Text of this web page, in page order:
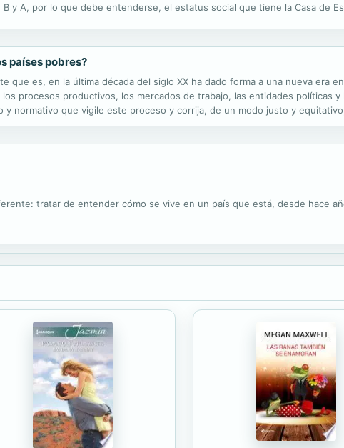
y A, por lo que debe entenderse, el estatus social que tiene la Casa de
países pobres?
que es, en la última década del siglo XX ha dado forma a una nueva era
procesos productivos, los mercados de trabajo, las entidades políticas
normativo que vigile este proceso y corrija, de un modo justo y
sobre tan importante materia, sino una obra con intención clarificadora
tratar de entender cómo se vive en un país que está, desde hace